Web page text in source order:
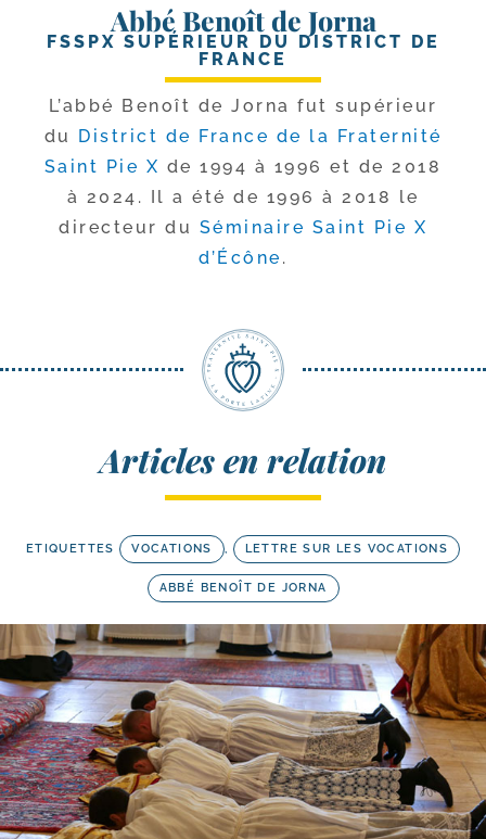
Abbé Benoît de Jorna
FSSPX SUPÉRIEUR DU DISTRICT DE
FRANCE
L’abbé Benoît de Jorna fut supé­rieur
du District de France de la Fraternité
Saint Pie X de 1994 à 1996 et de 2018
à 2024. Il a été de 1996 à 2018 le
direc­teur du Séminaire Saint Pie X
d’Écône .
Articles en relation
ETIQUETTES VOCATIONS , LETTRE SUR LES VOCATIONS
ABBÉ BENOÎT DE JORNA